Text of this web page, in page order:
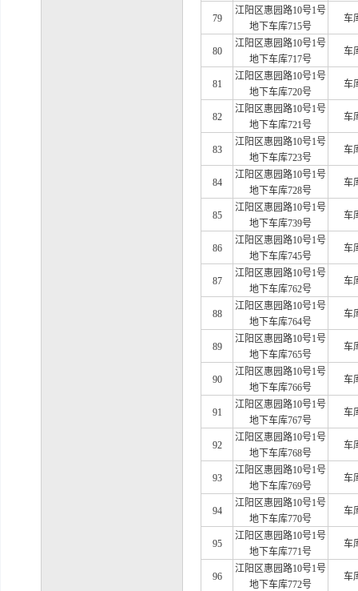
79
江阳区惠园路10号1号
地下车库715号
车
80
江阳区惠园路10号1号
地下车库717号
车
81
江阳区惠园路10号1号
地下车库720号
车
82
江阳区惠园路10号1号
地下车库721号
车
83
江阳区惠园路10号1号
地下车库723号
车
84
江阳区惠园路10号1号
地下车库728号
车
85
江阳区惠园路10号1号
地下车库739号
车
86
江阳区惠园路10号1号
地下车库745号
车
87
江阳区惠园路10号1号
地下车库762号
车
88
江阳区惠园路10号1号
地下车库764号
车
89
江阳区惠园路10号1号
地下车库765号
车
90
江阳区惠园路10号1号
地下车库766号
车
91
江阳区惠园路10号1号
地下车库767号
车
92
江阳区惠园路10号1号
地下车库768号
车
93
江阳区惠园路10号1号
地下车库769号
车
94
江阳区惠园路10号1号
地下车库770号
车
95
江阳区惠园路10号1号
地下车库771号
车
96
江阳区惠园路10号1号
地下车库772号
车